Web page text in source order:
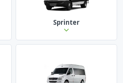
Sprinter